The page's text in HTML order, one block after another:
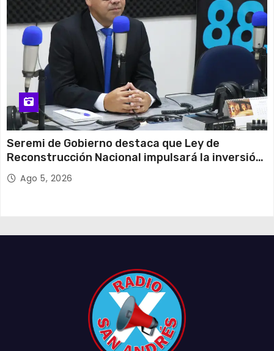
Seremi de Gobierno destaca que Ley de
Reconstrucción Nacional impulsará la inversión
y el empleo en Tarapacá
Ago 5, 2026